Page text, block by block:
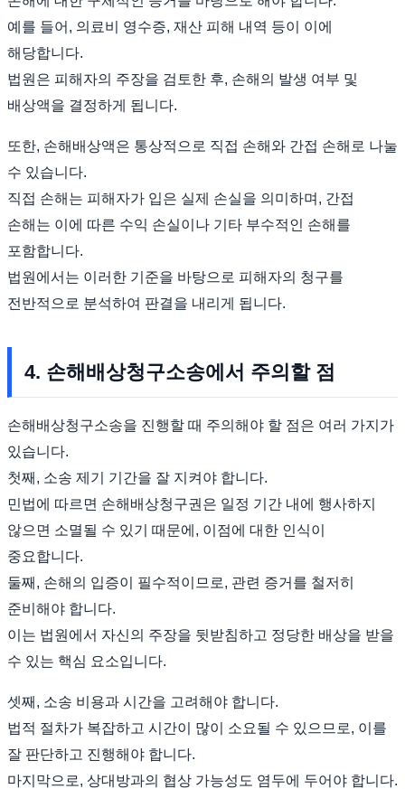
예를 들어, 의료비 영수증, 재산 피해 내역 등이 이에
해당합니다.
법원은 피해자의 주장을 검토한 후, 손해의 발생 여부 및
배상액을 결정하게 됩니다.
또한, 손해배상액은 통상적으로 직접 손해와 간접 손해로 나눌
수 있습니다.
직접 손해는 피해자가 입은 실제 손실을 의미하며, 간접
손해는 이에 따른 수익 손실이나 기타 부수적인 손해를
포함합니다.
법원에서는 이러한 기준을 바탕으로 피해자의 청구를
전반적으로 분석하여 판결을 내리게 됩니다.
4. 손해배상청구소송에서 주의할 점
손해배상청구소송을 진행할 때 주의해야 할 점은 여러 가지가
있습니다.
첫째, 소송 제기 기간을 잘 지켜야 합니다.
민법에 따르면 손해배상청구권은 일정 기간 내에 행사하지
않으면 소멸될 수 있기 때문에, 이점에 대한 인식이
중요합니다.
둘째, 손해의 입증이 필수적이므로, 관련 증거를 철저히
준비해야 합니다.
이는 법원에서 자신의 주장을 뒷받침하고 정당한 배상을 받을
수 있는 핵심 요소입니다.
셋째, 소송 비용과 시간을 고려해야 합니다.
법적 절차가 복잡하고 시간이 많이 소요될 수 있으므로, 이를
잘 판단하고 진행해야 합니다.
마지막으로, 상대방과의 협상 가능성도 염두에 두어야 합니다.